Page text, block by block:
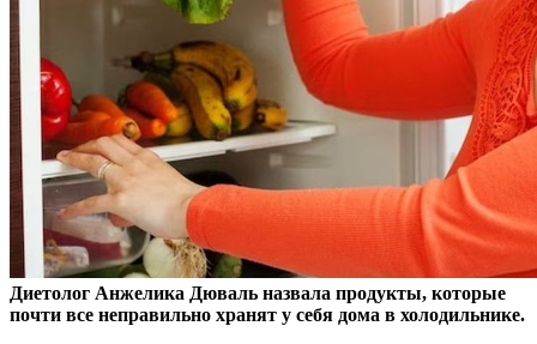
Диетолог Анжелика Дюваль назвала продукты, которые
почти все неправильно хранят у себя дома в холодильнике.